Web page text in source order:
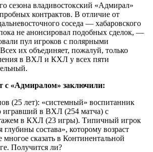
сезона владивостокский «Адмирал»
контрактов. В отличие от
соседа — хабаровского
не анонсировал подобных сделок, —
пул игроков с полярными
их объединяет, пожалуй, только
в ВХЛ и КХЛ у всех пяти
с «Адмиралом» заключили:
(25 лет): «системный» воспитанник
в ВХЛ (254 матча) с
в КХЛ (23 игры). Типичный игрок
глубины состава», которому возраст
многое сказать в Континентальной
Получится ли?